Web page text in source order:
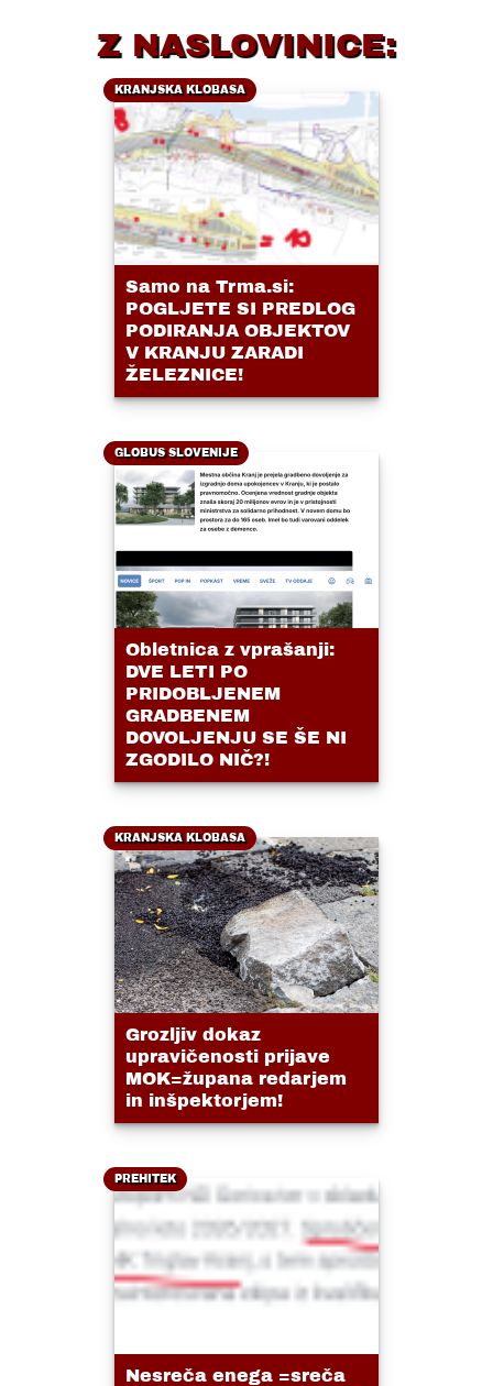
Z NASLOVINICE:
KRANJSKA KLOBASA
Samo na Trma.si:
POGLJETE SI PREDLOG
PODIRANJA OBJEKTOV
V KRANJU ZARADI
ŽELEZNICE!
GLOBUS SLOVENIJE
Obletnica z vprašanji:
DVE LETI PO
PRIDOBLJENEM
GRADBENEM
DOVOLJENJU SE ŠE NI
ZGODILO NIČ?!
KRANJSKA KLOBASA
Grozljiv dokaz
upravičenosti prijave
MOK=župana redarjem
in inšpektorjem!
PREHITEK
Nesreča enega =sreča